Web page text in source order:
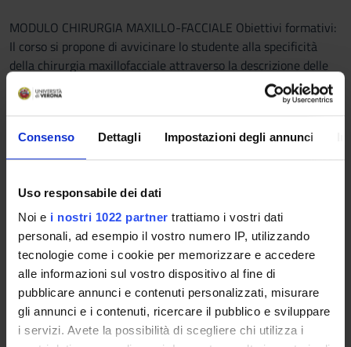
Consenso Dettagli Impostazioni degli annunci
Uso responsabile dei dati
Noi e i nostri 1022 partner trattiamo i vostri dati
personali, ad esempio il vostro numero IP, utilizzando
tecnologie come i cookie per memorizzare e accedere
alle informazioni sul vostro dispositivo al fine di
pubblicare annunci e contenuti personalizzati, misurare
gli annunci e i contenuti, ricercare il pubblico e sviluppare
i servizi. Avete la possibilità di scegliere chi utilizza i
MODULO CHIRURGIA MAXILLO-FACCIALE Obiettivi formativi:
Il corso si propone di avvicinare lo studente alla specificità
della chirurgia maxillofacciale attraverso la descrizione delle
patologie più rilevanti con particolare attenzione agli aspetti
eziopatogenetici e alle relazioni con l’igiene dentale.
MODULO ODONTOSTOMATOLOGIA CLINICA Obiettivi
formativi: Trasmettere gli aspetti clinici dei quadri patologici
fase iniziale. Il futuro professionista dovrebbe essere in grado
di distinguere tra la parodontopatologia ordinaria e altre
lesioni orali che necessitano la rivalutazione specialistica.
MODULO ONCOLOGIA DEL CAVO ORALE Obiettivi formativi: Il
corso si propone di fornire agli studenti le nozioni necessaria a
raggiungere una conoscenza approfondita delle principali
patologie neoplastiche del distretto anatomico del testacollo.